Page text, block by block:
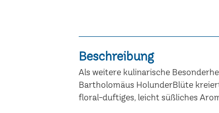
Beschreibung
Als weitere kulinarische
Bartholomäus HolunderBlüte
floral-duftiges, leicht süßliches